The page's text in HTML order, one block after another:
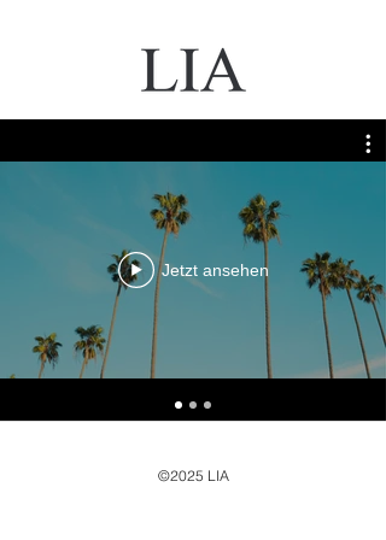
Jetzt ansehen
©2025 LIA